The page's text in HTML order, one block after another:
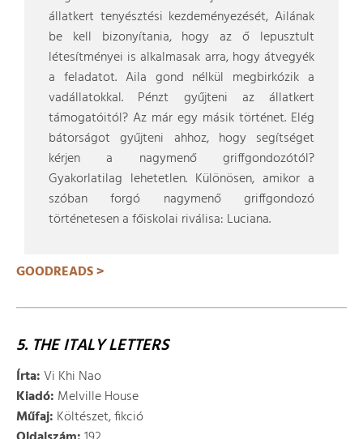
állatkert tenyésztési kezdeményezését, Ailának
be kell bizonyítania, hogy az ő lepusztult
létesítményei is alkalmasak arra, hogy átvegyék
a feladatot. Aila gond nélkül megbirkózik a
vadállatokkal. Pénzt gyűjteni az állatkert
támogatóitól? Az már egy másik történet. Elég
bátorságot gyűjteni ahhoz, hogy segítséget
kérjen a nagymenő griffgondozótól?
Gyakorlatilag lehetetlen. Különösen, amikor a
szóban forgó nagymenő griffgondozó
történetesen a főiskolai riválisa: Luciana.
GOODREADS >
5. THE ITALY LETTERS
Írta:Vi Khi Nao
Kiadó: Melville House
Műfaj: Költészet, fikció